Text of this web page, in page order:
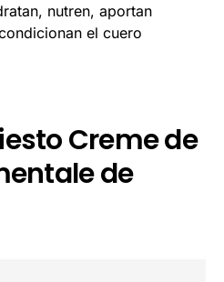
nutren, aportan
el cuero
Creme de
de